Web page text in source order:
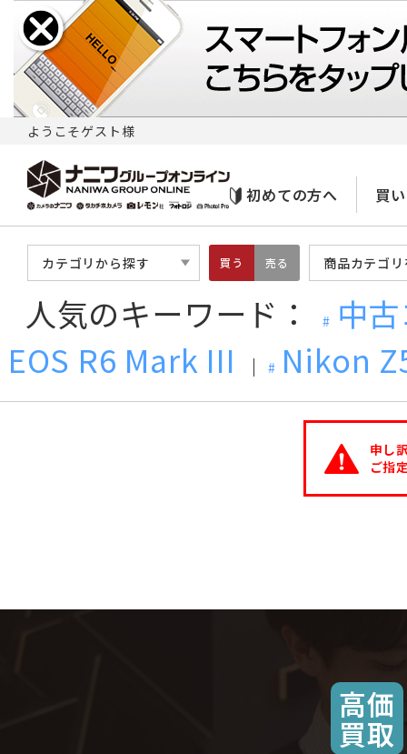
ようこそゲスト様
初めての方へ 買
カテゴリから探す 買う 売る 商品カテゴ
人気のキーワード：
中
EOS R6 Mark III
Nikon
申し
ご指
高価
買取